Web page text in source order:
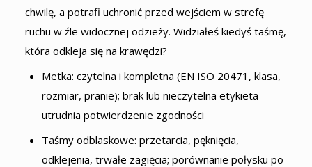
chwilę, a potrafi uchronić przed wejściem w strefę
ruchu w źle widocznej odzieży. Widziałeś kiedyś taśmę,
która odkleja się na krawędzi?
Metka: czytelna i kompletna (EN ISO 20471, klasa,
rozmiar, pranie); brak lub nieczytelna etykieta
utrudnia potwierdzenie zgodności
Taśmy odblaskowe: przetarcia, pęknięcia,
odklejenia, trwałe zagięcia; porównanie połysku po